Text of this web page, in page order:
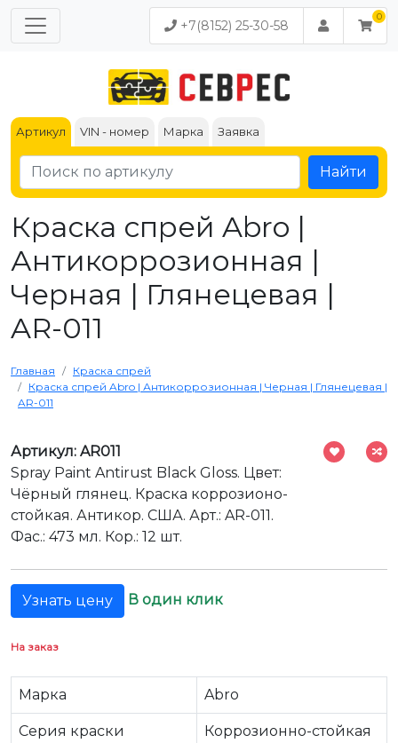
+7(8152) 25-30-58
Артикул VIN - номер Марка Заявка
Найти
Краска спрей Abro |
Антикоррозионная |
Черная | Глянецевая |
AR-011
Главная
Краска спрей
Краска спрей Abro | Антикоррозионная | Черная | Глянецевая |
AR-011
Артикул: AR011
Spray Paint Antirust Black Gloss. Цвет:
Чёрный глянец. Краска коррозионо-
стойкая. Антикор. США. Арт.: AR-011.
Фас.: 473 мл. Кор.: 12 шт.
Узнать цену В один клик
На заказ
Марка Abro
Серия краски Коррозионно-стойкая